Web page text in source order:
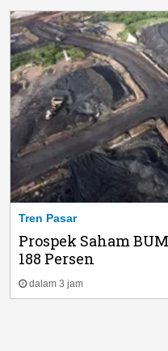
Tren Pasar
Prospek Saham
188 Persen
dalam 3 jam